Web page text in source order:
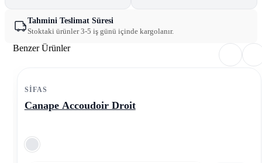
Tahmini Teslimat Süresi
Stoktaki ürünler 3-5 iş günü içinde kargolanır.
Benzer Ürünler
SIFAS
Canape Accoudoir Droit